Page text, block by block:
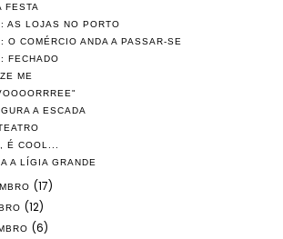
FESTA
AS LOJAS NO PORTO
O COMÉRCIO ANDA A PASSAR-SE
FECHADO
ME
A ESCADA
É COOL...
A LÍGIA GRANDE
(17)
(12)
(6)